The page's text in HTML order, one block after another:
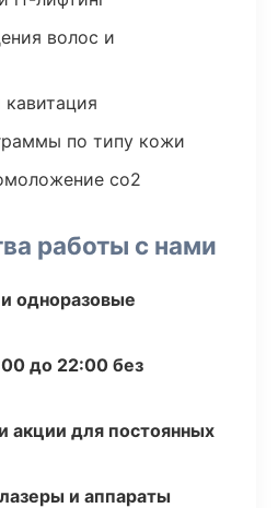
волос и
по типу кожи
co2
работы с нами
одноразовые
до 22:00 без
акции для постоянных
и аппараты